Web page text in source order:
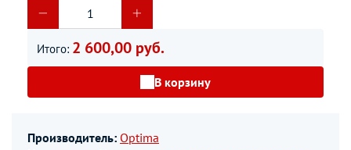
Итого: 2 600,00 руб.
В корзину
Производитель: Optima